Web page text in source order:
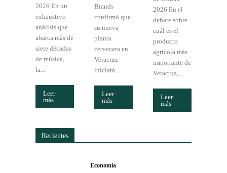
2026 En un
exhaustivo
análisis que
abarca más de
siete décadas
de música,
la...
Leer
más
Brands
confirmó que
su nueva
planta
cervecera en
Veracruz
iniciará...
Leer
más
2026 En el
debate sobre
cuál es el
producto
agrícola más
importante de
Veracruz,...
Leer
más
Recientes
Economía